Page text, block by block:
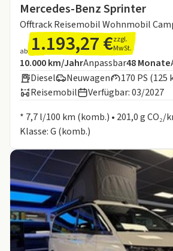
Mercedes-Benz Sprinter
Offtrack Reisemobil Wohnmobil
ab 1.193,27 €zzgl.
MwSt.
Angebotsdetails:
Inklusive Laufleistung
10.000 km/JahrAnpassbarLaufzeit
48Monate
Diesel
Neuwagen 170 PS (125
Reisemobil
Verfügbar: 03/2027
* 7,7 l/100 km (komb.) • 201,0 g CO₂/
Klasse: G (komb.)